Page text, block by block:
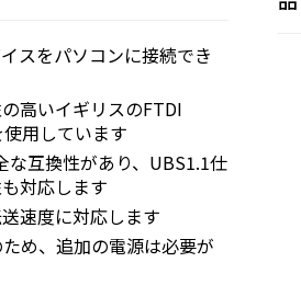
スをパソコンに接続でき
高いイギリスのFTDI
用しています
な互換性があり、UBS1.1仕
対応します
速度に対応します
め、追加の電源は必要が